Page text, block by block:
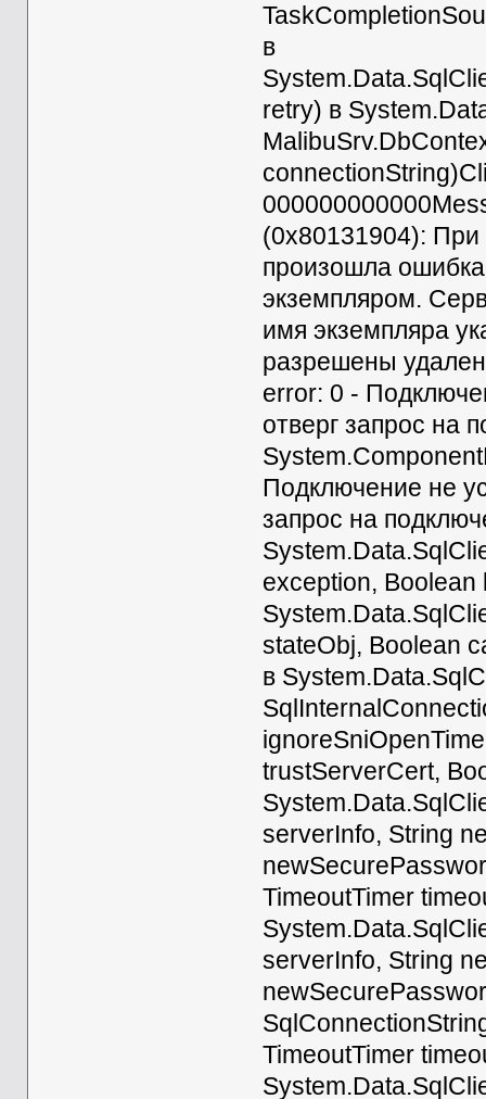
в
retry) в
(0x80131904): При
произошла
экземпляром.
имя экземпляра
разрешены
error: 0 -
отверг запрос на
Подключение не
запрос на
exception,
stateObj, Boolean
в
trustServerCert,
serverInfo, String
TimeoutTimer
serverInfo, String
TimeoutTimer